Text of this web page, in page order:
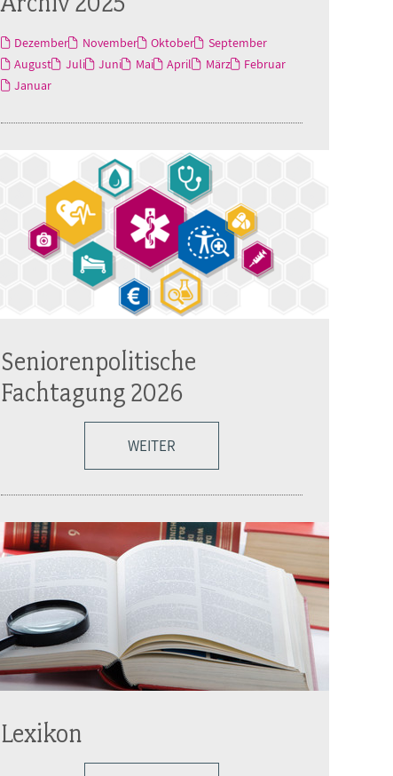
Dezember November Oktober
September
August
Juli Juni Mai April März
Februar
Januar
Seniorenpolitische
Fachtagung 2026
WEITER
Lexikon